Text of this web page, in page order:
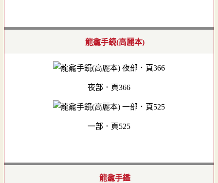
龍龕手鏡(高麗本)
夜部．頁366
一部．頁525
龍龕手鑑